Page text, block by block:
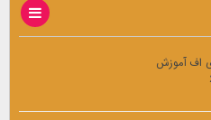
اف آموزش